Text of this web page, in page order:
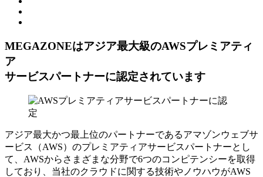
MEGAZONEはアジア最⼤級のAWSプレミアティ
ア
サービスパートナーに認定されています
アジア最大かつ最上位のパートナーであるアマゾンウェブサ
ービス（AWS）のプレミアティアサービスパートナーとし
て、AWSからさまざまな分野で6つのコンピテンシーを取得
しており、当社のクラウドに関する技術やノウハウがAWS